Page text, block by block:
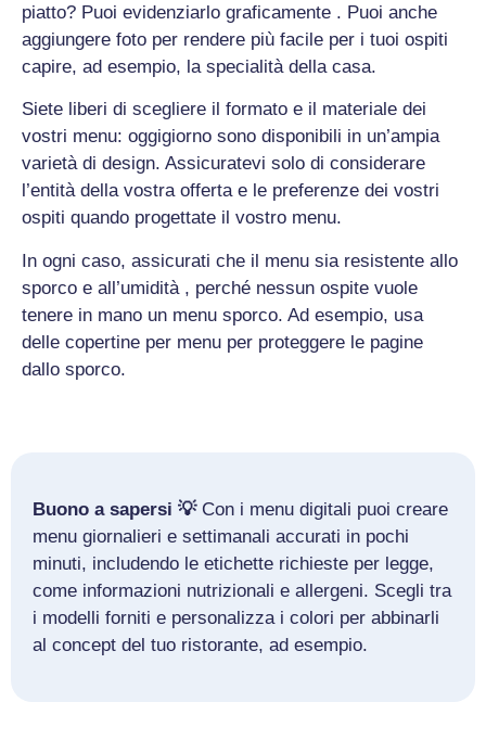
piatto? Puoi evidenziarlo graficamente . Puoi anche
aggiungere foto per rendere più facile per i tuoi ospiti
capire, ad esempio, la specialità della casa.
Siete liberi di scegliere il formato e il materiale dei
vostri menu: oggigiorno sono disponibili in un’ampia
varietà di design. Assicuratevi solo di considerare
l’entità della vostra offerta e le preferenze dei vostri
ospiti quando progettate il vostro menu.
In ogni caso, assicurati che il menu sia resistente allo
sporco e all’umidità , perché nessun ospite vuole
tenere in mano un menu sporco. Ad esempio, usa
delle copertine per menu per proteggere le pagine
dallo sporco.
Buono a sapersi 💡Con i menu digitali puoi creare
menu giornalieri e settimanali accurati in pochi
minuti, includendo le etichette richieste per legge,
come informazioni nutrizionali e allergeni. Scegli tra
i modelli forniti e personalizza i colori per abbinarli
al concept del tuo ristorante, ad esempio.